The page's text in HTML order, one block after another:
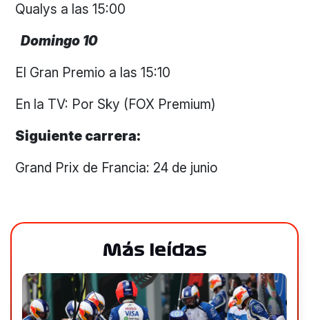
Qualys a las 15:00
Domingo 10
El Gran Premio a las 15:10
En la TV: Por Sky (FOX Premium)
Siguiente carrera:
Grand Prix de Francia: 24 de junio
Más leídas